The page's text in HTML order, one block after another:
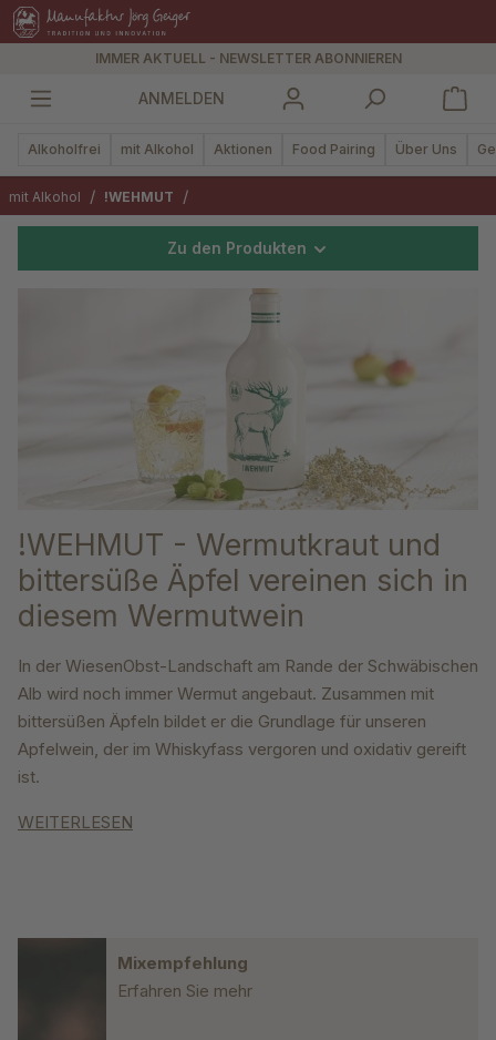
springen
IMMER AKTUELL - NEWSLETTER ABONNIEREN
ANMELDEN
Alkoholfrei mit Alkohol Aktionen Food Pairing Über Uns
mit Alkohol / !WEHMUT /
Zu den Produkten
!WEHMUT - Wermutkraut und
bittersüße Äpfel vereinen sich in
diesem Wermutwein
In der WiesenObst-Landschaft am Rande der Schwäbischen
Alb wird noch immer Wermut angebaut. Zusammen mit
bittersüßen Äpfeln bildet er die Grundlage für unseren
Apfelwein, der im Whiskyfass vergoren und oxidativ gereift
ist.
WEITERLESEN
Mixempfehlung
Erfahren Sie mehr